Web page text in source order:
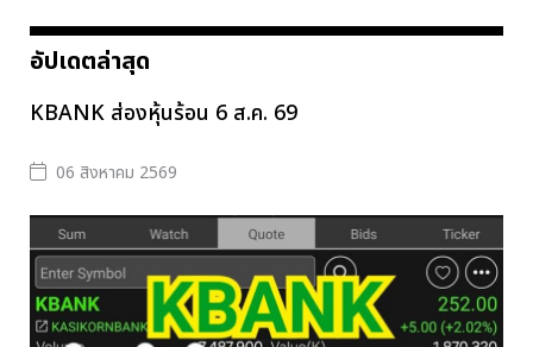
อัปเดตล่าสุด
KBANK ส่องหุ้นร้อน 6 ส.ค. 69
06 สิงหาคม 2569